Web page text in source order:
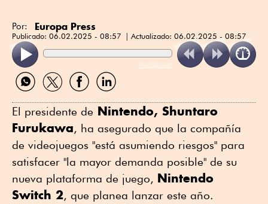
Por: Europa Press
Publicado: 06.02.2025 - 08:57 Actualizado: 06.02.2025 - 08:57
ReadSpeaker
Compartir
por
Compartir
por
Compartir
por
Compartir
por
El presidente de Nintendo, Shuntaro
Furukawa, ha asegurado que la compañía
de videojuegos "está asumiendo riesgos" para
satisfacer "la mayor demanda posible" de su
nueva plataforma de juego, Nintendo
Switch 2, que planea lanzar este año.